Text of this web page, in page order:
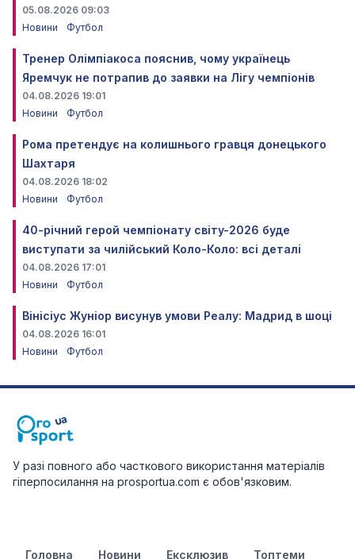
05.08.2026 09:03
Новини
Футбол
Тренер Олімпіакоса пояснив, чому українець
Яремчук не потрапив до заявки на Лігу чемпіонів
04.08.2026 19:01
Новини
Футбол
Рома претендує на колишнього гравця донецького
Шахтаря
04.08.2026 18:02
Новини
Футбол
40-річний герой чемпіонату світу-2026 буде
виступати за чилійський Коло-Коло: всі деталі
04.08.2026 17:01
Новини
Футбол
Вінісіус Жуніор висунув умови Реалу: Мадрид в шоці
04.08.2026 16:01
Новини
Футбол
У разі повного або часткового використання матеріалів
гіперпосилання на prosportua.com є обов'язковим.
Головна Новини Ексклюзив Топтеми